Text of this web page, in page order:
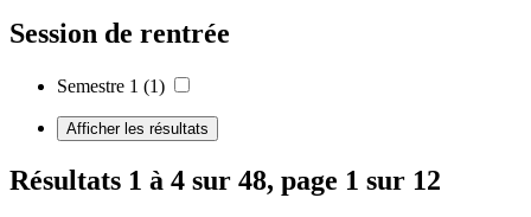
Session de rentrée
Semestre 1 (1)
Afficher les résultats
Résultats 1 à 4 sur 48, page 1 sur 12